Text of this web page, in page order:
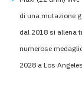
di una mutazione
dal 2018 si allena
numerose
2028 a Los